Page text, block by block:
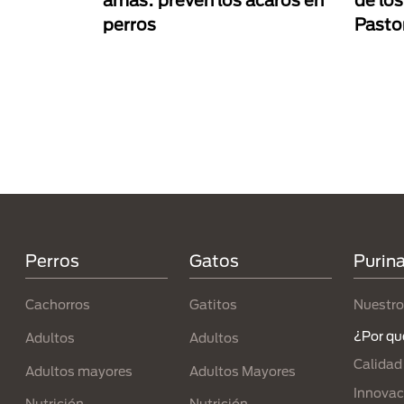
perros
Perros
Cachorros
Adultos
Adultos mayores
Gatos
Gatitos
Adultos
Adultos Mayores
¿Por
Calidad